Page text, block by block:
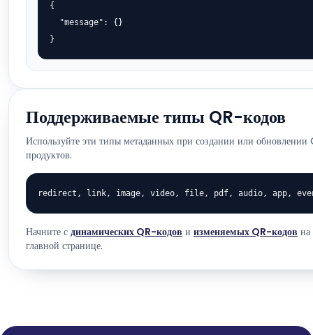
{
  "message": {}
}
Поддерживаемые типы QR-кодов
Используйте эти типы метаданных при создании или обновлении
продуктов.
redirect, link, image, video, file, pdf, audio, app,
Начните с динамических QR-кодов и изменяемых QR-кодов
главной странице.